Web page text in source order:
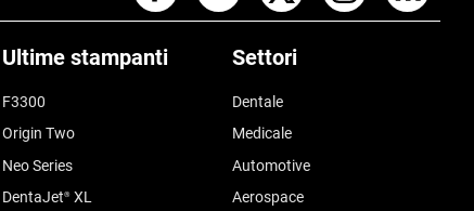
Ultime stampanti
F3300
Origin Two
Neo Series
DentaJet® XL
Settori
Dentale
Medicale
Automotive
Aerospace